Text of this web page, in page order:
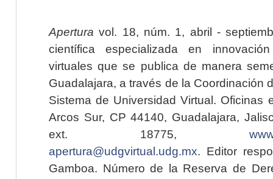
Apertura vol. 18, núm. 1, abril -
científica especializada en
virtuales que se publica de manera
Guadalajara, a través de la Coordinación
Sistema de Universidad Virtual. Oficinas
Arcos Sur, CP 44140, Guadalajara,
ext. 18775,
apertura@udgvirtual.udg.mx. Editor
Gamboa. Número de la Reserva de